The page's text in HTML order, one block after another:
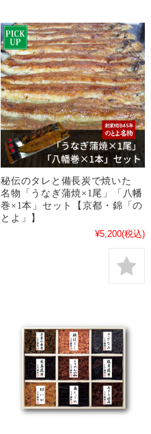
秘伝のタレと備長炭で焼いた
名物「うなぎ蒲焼×1尾」「八幡
巻×1本」セット【京都・錦「の
とよ」】
¥5,200(税込)